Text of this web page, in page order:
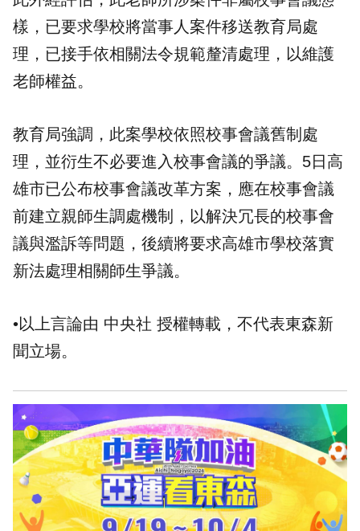
樣，已要求學校將當事人案件移送教育局處
理，已接手依相關法令規範釐清處理，以維護
老師權益。
教育局強調，此案學校依照校事會議舊制處
理，並衍生不必要進入校事會議的爭議。5日高
雄市已公布校事會議改革方案，應在校事會議
前建立親師生調處機制，以解決冗長的校事會
議與濫訴等問題，後續將要求高雄市學校落實
新法處理相關師生爭議。
•以上言論由 中央社 授權轉載，不代表東森新
聞立場。